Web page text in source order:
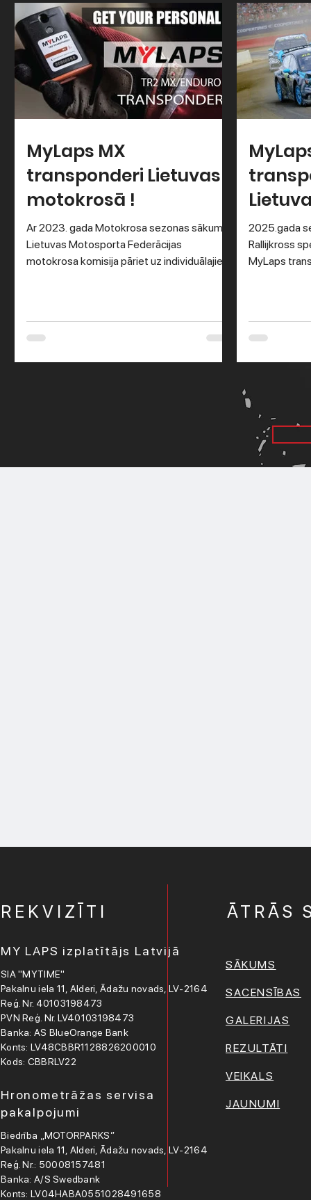
MyLaps MX
transponderi Lietuvas
motokrosā !
Ar 2023. gada Motokrosa sezonas sākumu
Lietuvas Motosporta Federācijas
motokrosa komisija pāriet uz individuālajiem
2025.gada
Rallijkross
MyLaps
REKVIZĪTI
MY LAPS izplatītājs Latvijā
SIA "MYTIME"
Pakalnu iela 11, Alderi, Ādažu novads, LV-2164
Reģ. Nr. 40103198473
PVN Reģ. Nr. LV40103198473
Banka: AS BlueOrange Bank
Konts: LV48CBBR1128826200010
Kods: CBBRLV22
Hronometrāžas servisa
pakalpojumi
Biedrība „MOTORPARKS”
Pakalnu iela 11, Alderi, Ādažu novads, LV-2164
Reģ. Nr.: 50008157481
Banka: A/S Swedbank
Konts: LV04HABA0551028491658
ĀTRĀS
SĀKUMS
SACENSĪBAS
GALERIJAS
REZULTĀTI
VEIKALS
JAUNUMI